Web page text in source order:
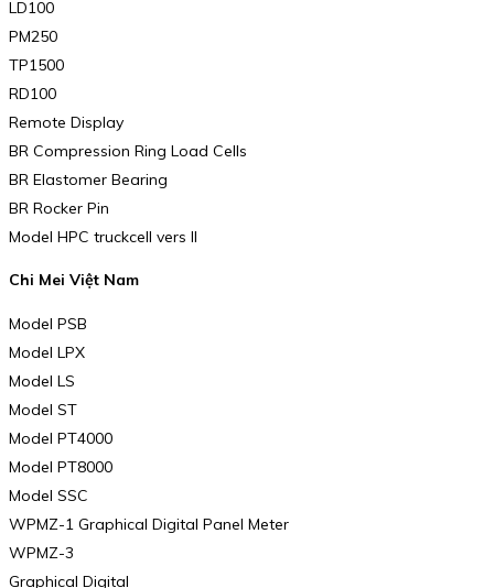
LD100
PM250
TP1500
RD100
Remote Display
BR Compression Ring Load Cells
BR Elastomer Bearing
BR Rocker Pin
Model HPC truckcell vers II
Chi Mei Việt Nam
Model PSB
Model LPX
Model LS
Model ST
Model PT4000
Model PT8000
Model SSC
WPMZ-1 Graphical Digital Panel Meter
WPMZ-3
Graphical Digital